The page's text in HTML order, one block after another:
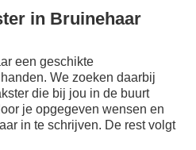
in Bruinehaar
een geschikte
We zoeken daarbij
die bij jou in de buurt
je opgegeven wensen en
in te schrijven. De rest volgt